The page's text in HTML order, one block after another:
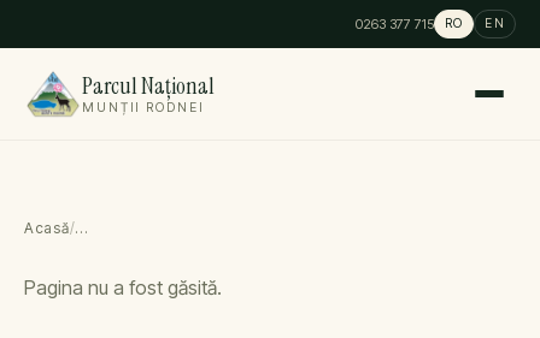
0263 377 715 RO EN
Parcul Național
MUNȚII RODNEI
Acasă/…
Pagina nu a fost găsită.